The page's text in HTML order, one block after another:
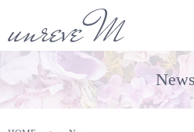
News